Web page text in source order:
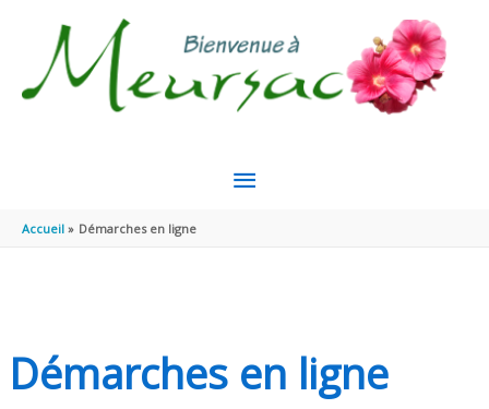
MENU
Accueil Démarches en ligne
Démarches en ligne